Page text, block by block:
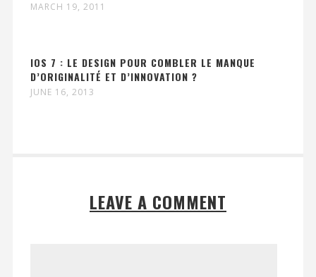
MARCH 19, 2011
IOS 7 : LE DESIGN POUR COMBLER LE MANQUE
D’ORIGINALITÉ ET D’INNOVATION ?
JUNE 16, 2013
LEAVE A COMMENT